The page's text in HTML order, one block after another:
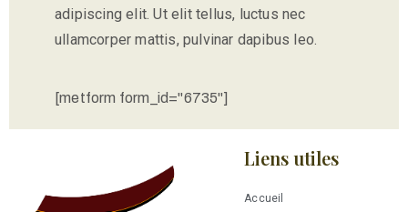
adipiscing elit. Ut elit tellus, luctus nec
ullamcorper mattis, pulvinar dapibus leo.
[metform form_id="6735"]
Liens utiles
Accueil